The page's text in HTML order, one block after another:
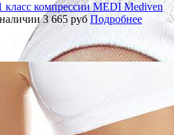
класс компрессии MEDI Mediven
3 665 руб Подробнее